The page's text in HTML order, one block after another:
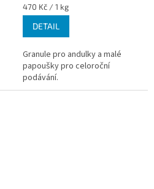
Měrná
cena:
470 Kč / 1 kg
DETAIL
Granule pro andulky a malé
papoušky pro celoroční
podávání.